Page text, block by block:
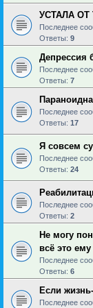
УСТАЛА
Последнее
Ответы: 9
Депрессия
Последнее
Ответы: 7
Последнее
Ответы: 17
Я совсем
Последнее
Ответы: 24
Последнее
Ответы: 2
Не могу
всё это
Последнее
Ответы: 6
Если
Последнее